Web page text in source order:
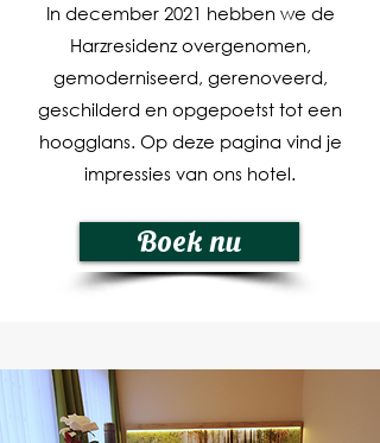
In december 2021 hebben we de
Harzresidenz overgenomen,
gemoderniseerd, gerenoveerd,
geschilderd en opgepoetst tot een
hoogglans. Op deze pagina vind je
impressies van ons hotel.
Boek nu